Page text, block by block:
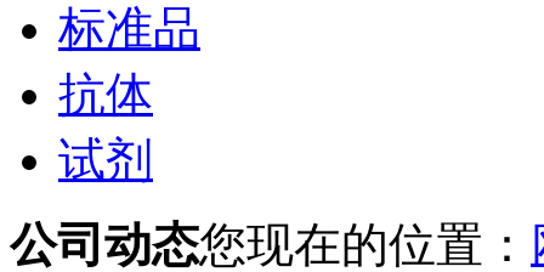
标准品
抗体
试剂
公司动态您现在的位置：